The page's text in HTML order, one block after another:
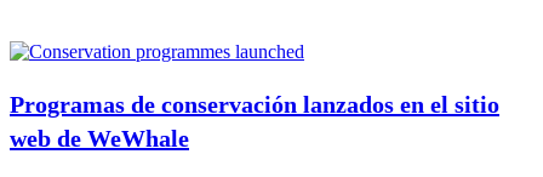
Programas de conservación lanzados en el sitio
web de WeWhale